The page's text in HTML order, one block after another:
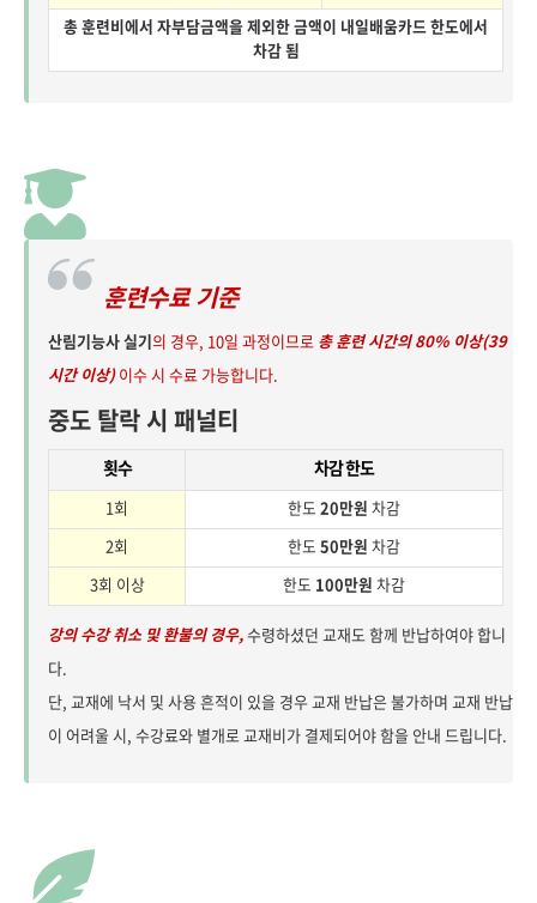
총 훈련비에서 자부담금액을 제외한 금액이 내일배움카드 한도에서
차감 됨
훈련수료 기준
산림기능사 실기의 경우, 10일 과정이므로 총 훈련 시간의 80% 이상(39
시간 이상)이수 시 수료 가능합니다.
중도 탈락 시 패널티
횟수 차감 한도
1회 한도 20만원 차감
2회
한도 50만원 차감
3회 이상
한도 100만원 차감
강의 수강 취소 및 환불의 경우,수령하셨던 교재도 함께 반납하여야 합니
다.
단, 교재에 낙서 및 사용 흔적이 있을 경우 교재 반납은 불가하며 교재 반납
이 어려울 시, 수강료와 별개로 교재비가 결제되어야 함을 안내 드립니다.